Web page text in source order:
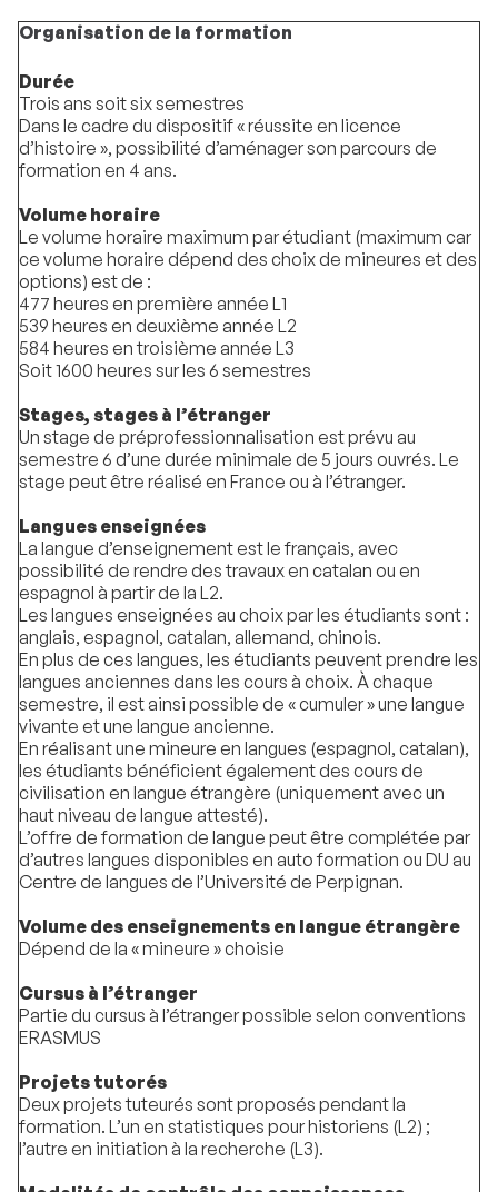
Organisation de la formation
Durée
Trois ans soit six semestres
Dans le cadre du dispositif « réussite en licence
d’histoire », possibilité d’aménager son parcours de
formation en 4 ans.
Volume horaire
Le volume horaire maximum par étudiant (maximum car
ce volume horaire dépend des choix de mineures et des
options) est de :
477 heures en première année L1
539 heures en deuxième année L2
584 heures en troisième année L3
Soit 1600 heures sur les 6 semestres
Stages, stages à l’étranger
Un stage de préprofessionnalisation est prévu au
semestre 6 d’une durée minimale de 5 jours ouvrés. Le
stage peut être réalisé en France ou à l’étranger.
Langues enseignées
La langue d’enseignement est le français, avec
possibilité de rendre des travaux en catalan ou en
espagnol à partir de la L2.
Les langues enseignées au choix par les étudiants sont :
anglais, espagnol, catalan, allemand, chinois.
En plus de ces langues, les étudiants peuvent prendre les
langues anciennes dans les cours à choix. À chaque
semestre, il est ainsi possible de « cumuler » une langue
vivante et une langue ancienne.
En réalisant une mineure en langues (espagnol, catalan),
les étudiants bénéficient également des cours de
civilisation en langue étrangère (uniquement avec un
haut niveau de langue attesté).
L’offre de formation de langue peut être complétée par
d’autres langues disponibles en auto formation ou DU au
Centre de langues de l’Université de Perpignan.
Volume des enseignements en langue étrangère
Dépend de la « mineure » choisie
Cursus à l’étranger
Partie du cursus à l’étranger possible selon conventions
ERASMUS
Projets tutorés
Deux projets tuteurés sont proposés pendant la
formation. L’un en statistiques pour historiens (L2) ;
l’autre en initiation à la recherche (L3).